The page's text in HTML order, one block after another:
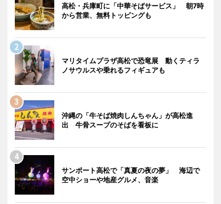
高松・兵庫町に「中華そばサービス」 朝7時
から営業、無料トッピングも
マリタイムプラザ高松で恐竜展 動くティラ
ノサウルスや乗れるフィギュアも
沖縄の「牛そば焼肉しんちゃん」が高松進
出 牛骨スープのそばを看板に
サンポート高松で「真夏の夜の夢」 海辺で
空中ショーや地産グルメ、音楽